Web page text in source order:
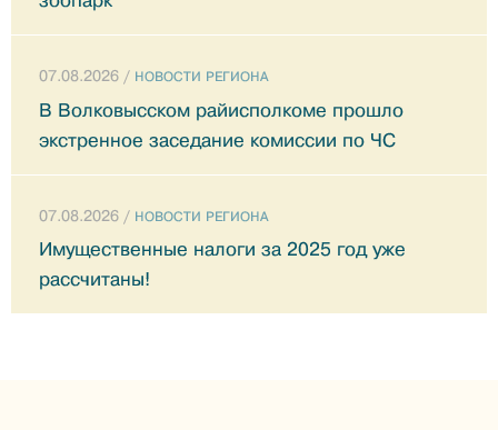
07.08.2026 / НОВОСТИ РЕГИОНА
В Волковысском райисполкоме прошло
экстренное заседание комиссии по ЧС
07.08.2026 / НОВОСТИ РЕГИОНА
Имущественные налоги за 2025 год уже
рассчитаны!